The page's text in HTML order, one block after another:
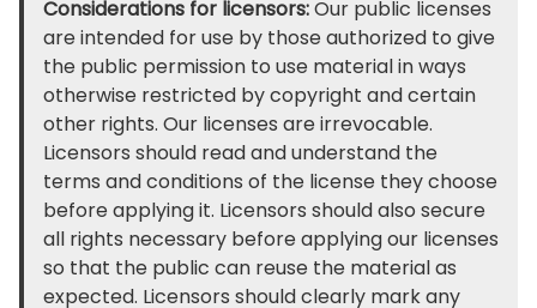
Considerations for licensors:Our public licenses
are intended for use by those authorized to give
the public permission to use material in ways
otherwise restricted by copyright and certain
other rights. Our licenses are irrevocable.
Licensors should read and understand the
terms and conditions of the license they choose
before applying it. Licensors should also secure
all rights necessary before applying our licenses
so that the public can reuse the material as
expected. Licensors should clearly mark any